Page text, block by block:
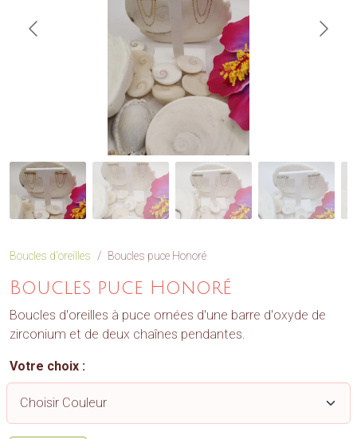
Boucles d'oreilles Boucles puce Honoré
Boucles puce Honoré
Boucles d'oreilles à puce ornées d'une barre d'oxyde de
zirconium et de deux chaînes pendantes.
Votre choix :